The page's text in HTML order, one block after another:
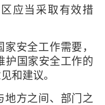
应当采取有效措
安全工作需要，
护国家安全工作的
和建议。
地方之间、部门之